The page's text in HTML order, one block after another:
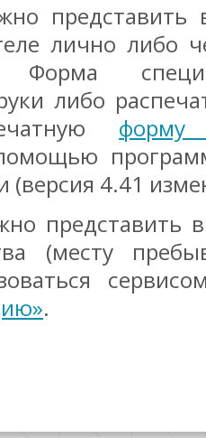
представить
лично либо
Форма
либо
(версия 4.41
представить
(месту
.